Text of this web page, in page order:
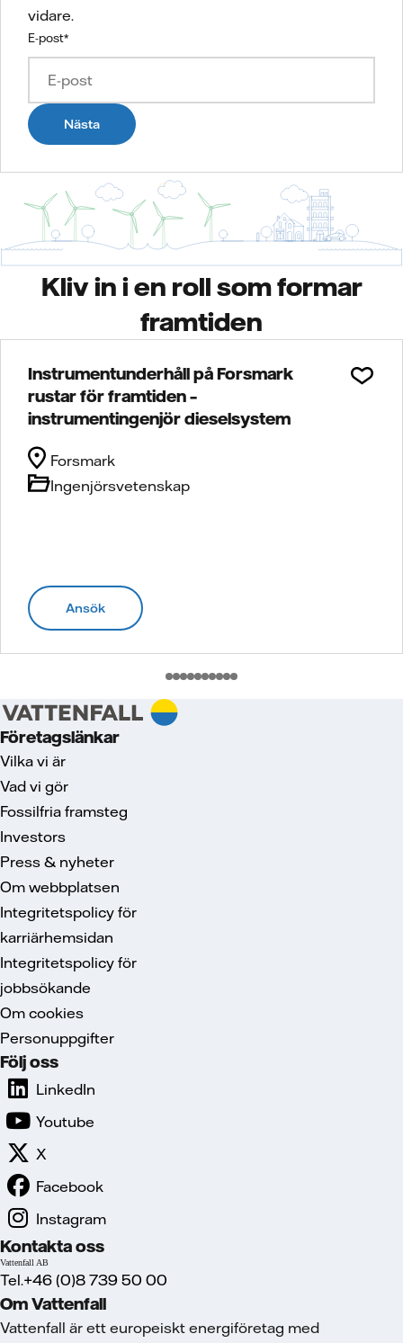
vidare.
E-post*
Nästa
Kliv in i en roll som formar
framtiden
Instrumentunderhåll på Forsmark
rustar för framtiden –
instrumentingenjör dieselsystem
Ingenjörsvetenskap
Forsmark
Ansök
Företagslänkar
Vilka vi är
Vad vi gör
Fossilfria framsteg
Investors
Press & nyheter
Om webbplatsen
Integritetspolicy för
karriärhemsidan
Integritetspolicy för
jobbsökande
Om cookies
Personuppgifter
Följ oss
LinkedIn
Youtube
X
Facebook
Instagram
Kontakta oss
Vattenfall AB
Tel.+46 (0)8 739 50 00
Om Vattenfall
Vattenfall är ett europeiskt energiföretag med